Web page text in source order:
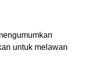
untuk melawan